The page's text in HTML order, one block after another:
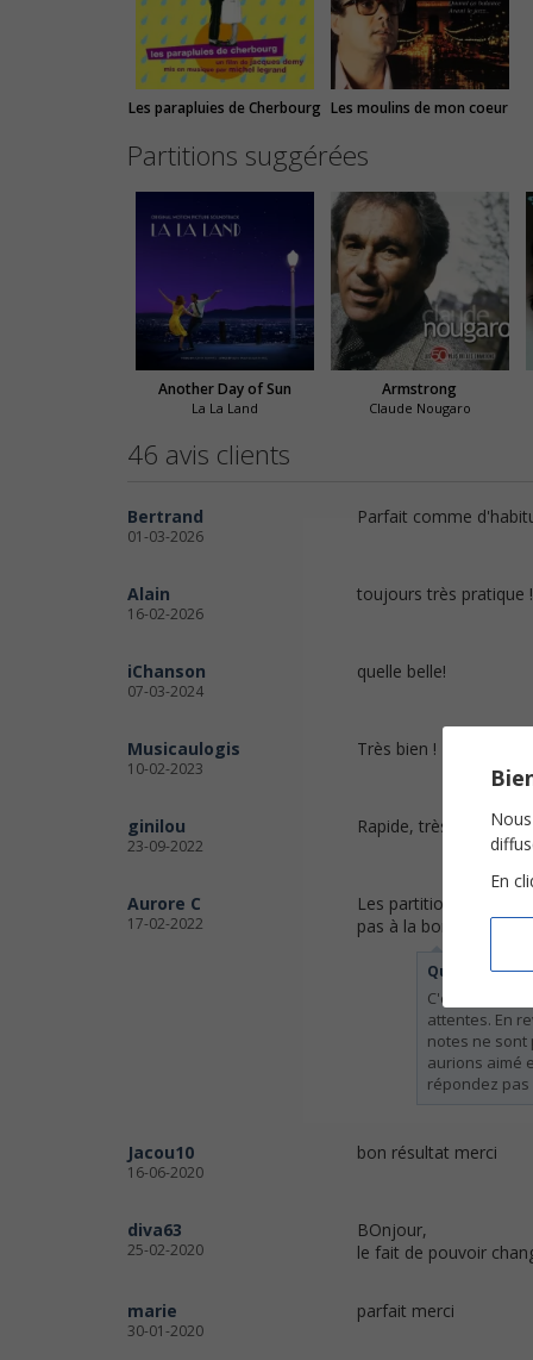
Les parapluies de Cherbourg Les moulins de mon coeur
Partitions suggérées
Another Day of Sun
La La Land
Armstrong
Claude Nougaro
46 avis clients
Bertrand
01-03-2026
Parfait comme
Alain
16-02-2026
toujours très pratique !
iChanson
07-03-2024
quelle belle!
Musicaulogis
10-02-2023
Très bien ! Merci !
ginilou
23-09-2022
Rapide, très belle
Aurore C
17-02-2022
Les partitions sont
pas à la bonne
C'est votre
attentes. En
notes ne sont
aurions aimé
répondez pas
Jacou10
16-06-2020
bon résultat merci
diva63
25-02-2020
BOnjour,
le fait de pouvoir
marie
30-01-2020
parfait merci
En